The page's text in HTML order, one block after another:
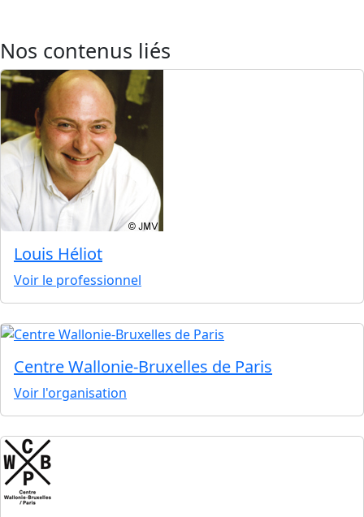
Nos contenus liés
Louis Héliot
Voir le professionnel
Centre Wallonie-Bruxelles de Paris
Voir l'organisation